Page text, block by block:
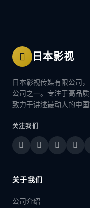
日本影视
日本影视传媒有限公司
公司之一。专注于高品
致力于讲述最动人的中国
关注我们
关于我们
公司介绍